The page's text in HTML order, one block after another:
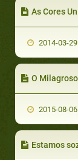
As Cores
2014-03-29
O Milagroso
2015-08-06
Estamos